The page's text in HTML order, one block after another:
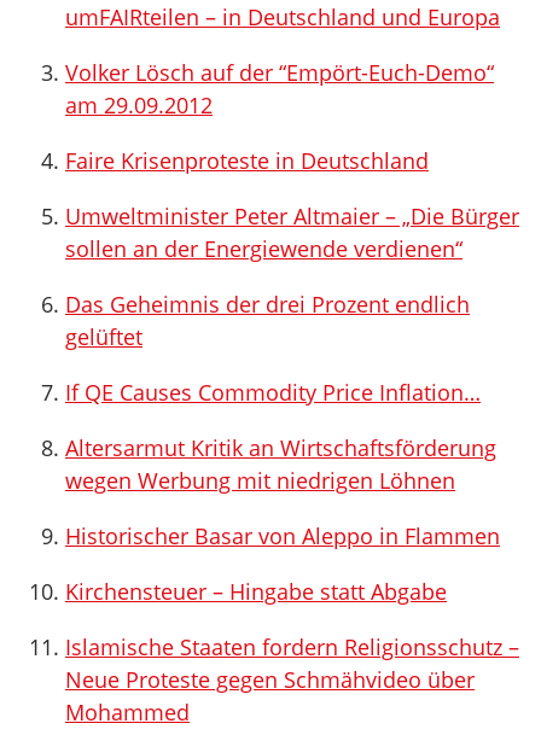
umFAIRteilen – in Deutschland und Europa
Volker Lösch auf der “Empört-Euch-Demo“
am 29.09.2012
Faire Krisenproteste in Deutschland
Umweltminister Peter Altmaier – „Die Bürger
sollen an der Energiewende verdienen“
Das Geheimnis der drei Prozent endlich
gelüftet
If QE Causes Commodity Price Inflation…
Altersarmut Kritik an Wirtschaftsförderung
wegen Werbung mit niedrigen Löhnen
Historischer Basar von Aleppo in Flammen
Kirchensteuer – Hingabe statt Abgabe
Islamische Staaten fordern Religionsschutz –
Neue Proteste gegen Schmähvideo über
Mohammed